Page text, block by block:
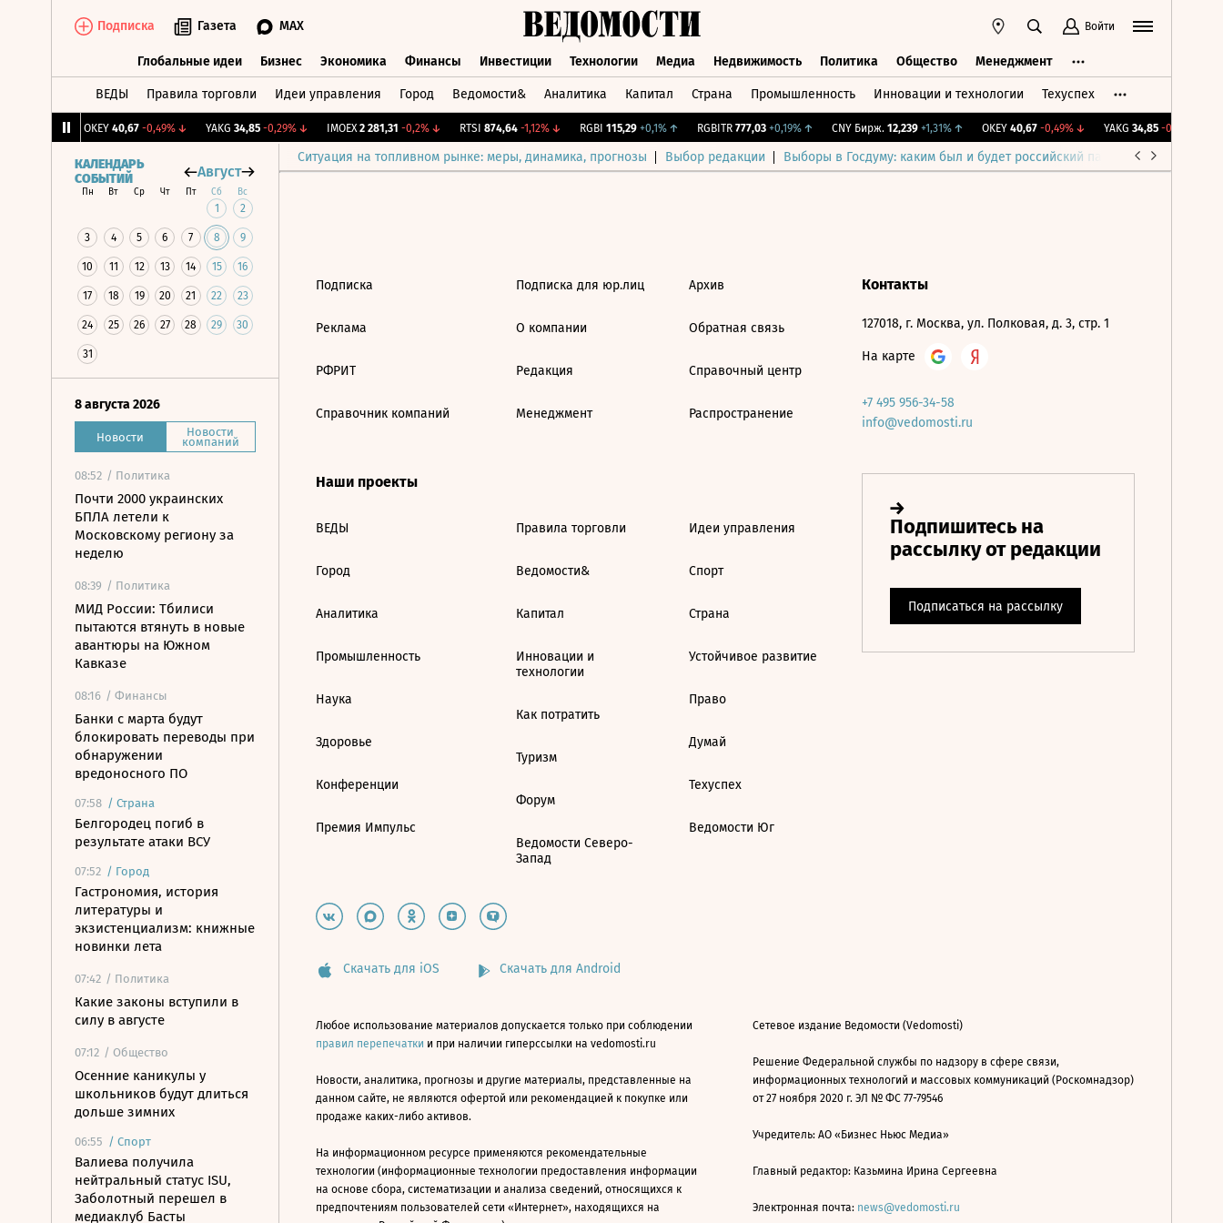
Подписка Газета MAX Войти
Глобальные идеи Бизнес Экономика Финансы Инвестиции Технологии Медиа Недвижимость Политика Общество Менеджмент
ВЕДЫ Правила торговли Идеи управления Город Ведомости& Аналитика Капитал Страна Промышленность Инновации и технологии Техуспех
OKEY 40,67 -0,49%↓ YAKG 34,85 -0,29%↓ IMOEX 2 281,31 -0,2%↓ RTSI 874,64 -1,12%↓ RGBI 115,29 +0,1%↑ RGBITR 777,03 +0,19%↑ CNY Бирж. 12,239 +1,31%↑ OKEY 40,67 -0,49%↓ YAKG 34,85 -0,29%
Ситуация на топливном рынке: меры, динамика, прогнозы Выбор редакции Выборы в Госдуму: каким был и будет российский парламент
КАЛЕНДАРЬ
СОБЫТИЙ
Август
Пн Вт Ср Чт Пт Сб Вс
1 2
3 4 5 6 7 8 9
10 11 12 13 14 15 16
17 18 19 20 21 22 23
24 25 26 27 28 29 30
31
8 августа 2026
Новости Новости
компаний
08:52 / Политика
Почти 2000 украинских
БПЛА летели к
Московскому региону за
неделю
08:39 / Политика
МИД России: Тбилиси
пытаются втянуть в новые
авантюры на Южном
Кавказе
08:16 / Финансы
Банки с марта будут
блокировать переводы при
обнаружении
вредоносного ПО
07:58 / Страна
Белгородец погиб в
результате атаки ВСУ
07:52 / Город
Гастрономия, история
литературы и
экзистенциализм: книжные
новинки лета
07:42 / Политика
Какие законы вступили в
силу в августе
07:12 / Общество
Осенние каникулы у
школьников будут длиться
дольше зимних
06:55 / Спорт
Валиева получила
нейтральный статус ISU,
Заболотный перешел в
медиаклуб Басты
Подписка
Реклама
РФРИТ
Справочник компаний
Подписка для юр.лиц
О компании
Редакция
Менеджмент
Архив
Обратная связь
Справочный центр
Распространение
Наши проекты
ВЕДЫ
Город
Аналитика
Промышленность
Наука
Здоровье
Конференции
Премия Импульс
Правила торговли
Ведомости&
Капитал
Инновации и
технологии
Как потратить
Туризм
Форум
Ведомости Северо-
Запад
Идеи управления
Спорт
Страна
Устойчивое развитие
Право
Думай
Техуспех
Ведомости Юг
Контакты
127018, г. Москва, ул. Полковая, д. 3, стр. 1
На карте
+7 495 956-34-58
info@vedomosti.ru
Скачать для iOS Скачать для Android
Любое использование материалов допускается только при соблюдении
правил перепечатки и при наличии гиперссылки на vedomosti.ru
Новости, аналитика, прогнозы и другие материалы, представленные на
данном сайте, не являются офертой или рекомендацией к покупке или
продаже каких-либо активов.
На информационном ресурсе применяются рекомендательные
технологии (информационные технологии предоставления информации
на основе сбора, систематизации и анализа сведений, относящихся к
предпочтениям пользователей сети «Интернет», находящихся на
Сетевое издание Ведомости (Vedomosti)
Решение Федеральной службы по надзору в сфере связи,
информационных технологий и массовых коммуникаций (Роскомнадзор)
от 27 ноября 2020 г. ЭЛ № ФС 77-79546
Учредитель: АО «Бизнес Ньюс Медиа»
Главный редактор: Казьмина Ирина Сергеевна
Электронная почта: news@vedomosti.ru